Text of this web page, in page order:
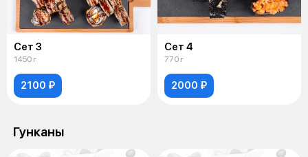
Сет 3
1450 г
2100 ₽
Сет 4
770 г
2000 ₽
Гунканы